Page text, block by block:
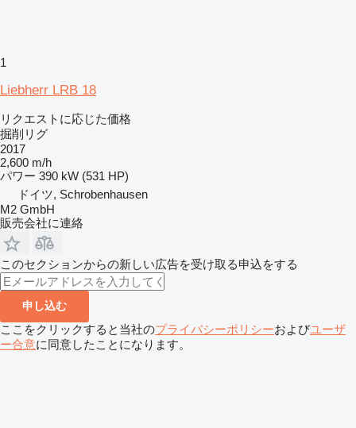
1
Liebherr LRB 18
リクエストに応じた価格
掘削リグ
2017
2,600 m/h
パワー 390 kW (531 HP)
ドイツ, Schrobenhausen
M2 GmbH
販売会社に連絡
このセクションからの新しい広告を受け取る申込をする
申し込む
ここをクリックすると当社のプライバシーポリシーおよびユーザ
ー合意に同意したことになります。